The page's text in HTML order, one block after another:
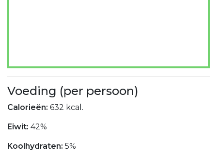
Voeding (per persoon)
Calorieën: 632 kcal.
Eiwit: 42%
Koolhydraten: 5%